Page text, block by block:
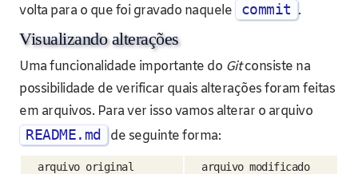
volta para o que foi gravado naquele
commit .
Visualizando alterações
Uma funcionalidade importante do Gitconsiste na
possibilidade de verificar quais alterações foram feitas
em arquivos. Para ver isso vamos alterar o arquivo
README.md de seguinte forma:
arquivo original
arquivo modificado